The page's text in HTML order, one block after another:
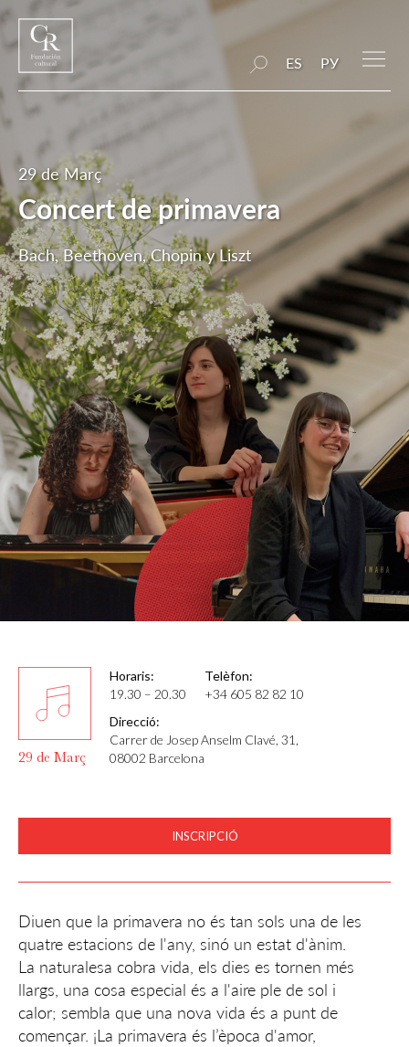
ES РУ
29 de Març
Concert de primavera
Bach, Beethoven, Chopin y Liszt
29 de Març
Horaris:
19.30 – 20.30
Telèfon:
+34 605 82 82 10
Direcció:
Carrer de Josep Anselm Clavé, 31,
08002 Barcelona
INSCRIPCIÓ
Diuen que la primavera no és tan sols una de les
quatre estacions de l'any, sinó un estat d'ànim.
La naturalesa cobra vida, els dies es tornen més
llargs, una cosa especial és a l'aire ple de sol i
calor; sembla que una nova vida és a punt de
començar. ¡La primavera és l’època d'amor,